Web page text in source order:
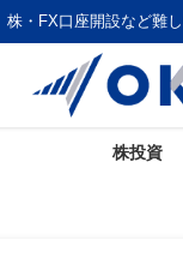
株・FX口座開設など難
株投資